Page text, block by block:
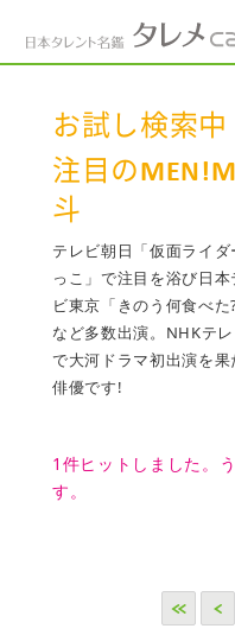
お試し検索中
注目の
斗
テレビ朝日「仮面ライ
っこ」で注目を浴び日
ビ東京「きのう何食べた
など多数出演。NHKテ
で大河ドラマ初出演を
俳優です!
1件ヒットしました。
す。